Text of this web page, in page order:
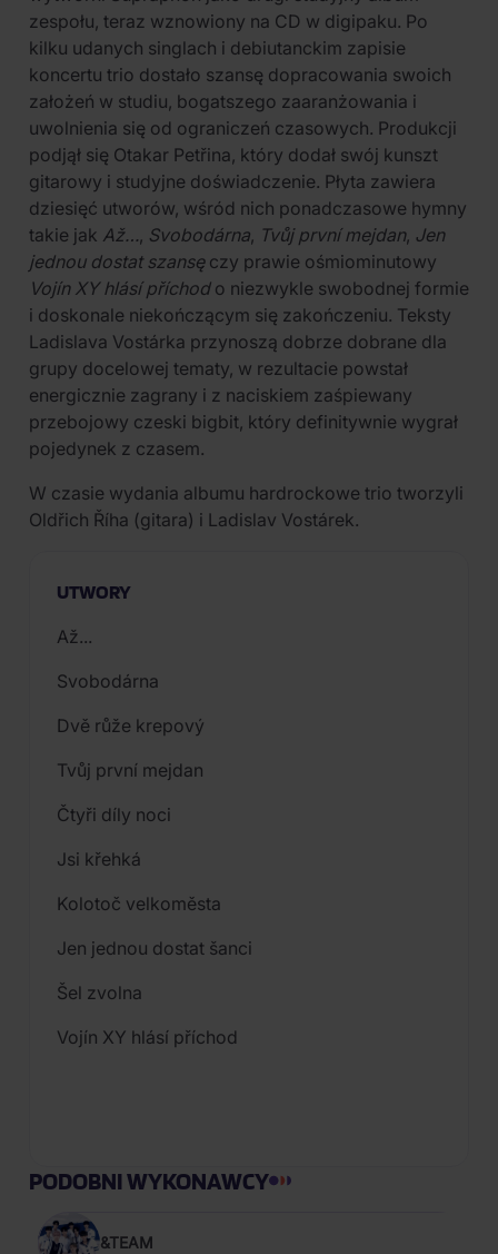
zespołu, teraz wznowiony na CD w digipaku. Po
kilku udanych singlach i debiutanckim zapisie
koncertu trio dostało szansę dopracowania swoich
założeń w studiu, bogatszego zaaranżowania i
uwolnienia się od ograniczeń czasowych. Produkcji
podjął się Otakar Petřina, który dodał swój kunszt
gitarowy i studyjne doświadczenie. Płyta zawiera
dziesięć utworów, wśród nich ponadczasowe hymny
takie jak Až…, Svobodárna, Tvůj první mejdan, Jen
jednou dostat szansęczy prawie ośmiominutowy
Vojín XY hlásí příchodo niezwykle swobodnej formie
i doskonale niekończącym się zakończeniu. Teksty
Ladislava Vostárka przynoszą dobrze dobrane dla
grupy docelowej tematy, w rezultacie powstał
energicznie zagrany i z naciskiem zaśpiewany
przebojowy czeski bigbit, który definitywnie wygrał
pojedynek z czasem.
W czasie wydania albumu hardrockowe trio tworzyli
Oldřich Říha (gitara) i Ladislav Vostárek.
UTWORY
Až...
Svobodárna
Dvě růže krepový
Tvůj první mejdan
Čtyři díly noci
Jsi křehká
Kolotoč velkoměsta
Jen jednou dostat šanci
Šel zvolna
Vojín XY hlásí příchod
PODOBNI WYKONAWCY
&TEAM